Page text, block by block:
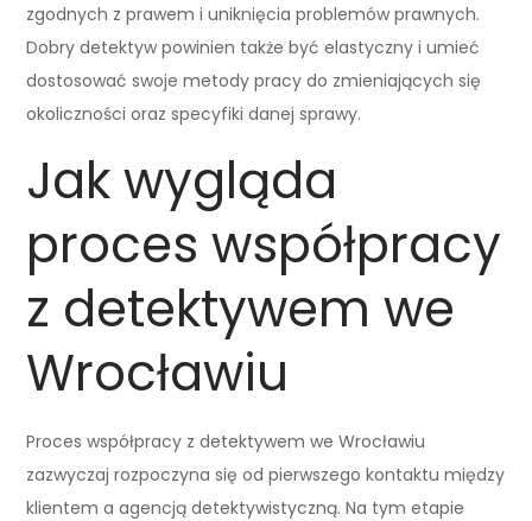
zgodnych z prawem i uniknięcia problemów prawnych.
Dobry detektyw powinien także być elastyczny i umieć
dostosować swoje metody pracy do zmieniających się
okoliczności oraz specyfiki danej sprawy.
Jak wygląda
proces współpracy
z detektywem we
Wrocławiu
Proces współpracy z detektywem we Wrocławiu
zazwyczaj rozpoczyna się od pierwszego kontaktu między
klientem a agencją detektywistyczną. Na tym etapie